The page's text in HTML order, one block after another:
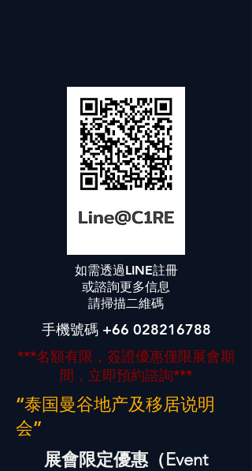
如需透過LINE註冊
或諮詢更多信息
請掃描二維碼
手機號碼 +66 028216788
***名額有限，簽證優惠僅限展會期
間，立即預約諮詢***
“泰国曼谷地产及移居说明
会”
展會限定優惠（Event